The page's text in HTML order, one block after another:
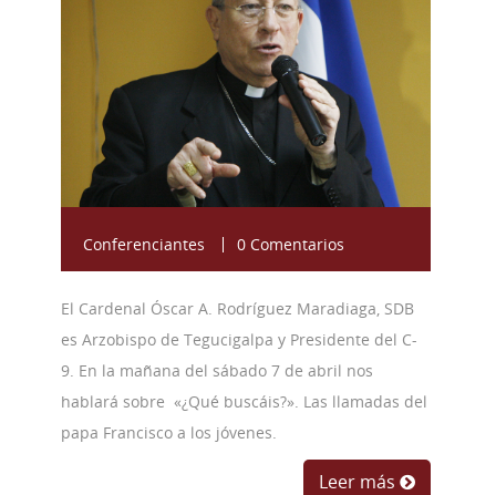
Conferenciantes 0 Comentarios
El Cardenal Óscar A. Rodríguez Maradiaga, SDB
es Arzobispo de Tegucigalpa y Presidente del C-
9. En la mañana del sábado 7 de abril nos
hablará sobre «¿Qué buscáis?». Las llamadas del
papa Francisco a los jóvenes.
Leer más